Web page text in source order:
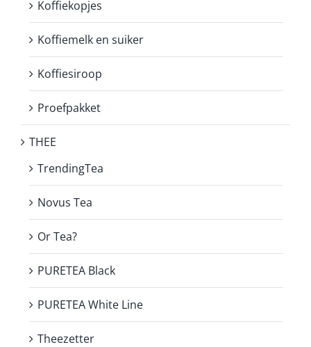
Koffiekopjes
Koffiemelk en suiker
Koffiesiroop
Proefpakket
THEE
TrendingTea
Novus Tea
Or Tea?
PURETEA Black
PURETEA White Line
Theezetter